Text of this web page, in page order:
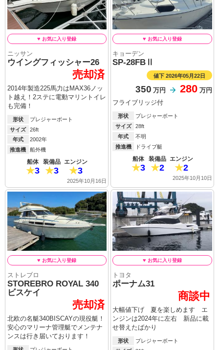
ニッサン
ウイングフィッシャー26
売却済
2014年製造225馬力はMAX36ノッ
ト越え！2ステに電動マリントイレ
も完備！
形状
プレジャーボート
サイズ
26ft
年式
2002年
推進機
船外機
船体
3
装備品
3
エンジン
3
2025年10月16日
キョーデン
SP-28FBⅡ
値下 2026年05月22日
350 万円 280 万円
フライブリッジ付
形状
プレジャーボート
サイズ
28ft
年式
不明
推進機
ドライブ艇
船体
3
装備品
2
エンジン
2
2025年10月10日
ストレブロ
STOREBRO ROYAL 340
ビスケイ
売却済
北欧の名艇340BISCAYの現役艇！
安心のマリーナ管理艇でメンテナ
ンスは行き届いております！
トヨタ
ポーナム31
商談中
大幅値下げ 夏を楽しめます エ
ンジンは2024年に左右 新品に載
せ替えたばかり
形状
プレジャーボート